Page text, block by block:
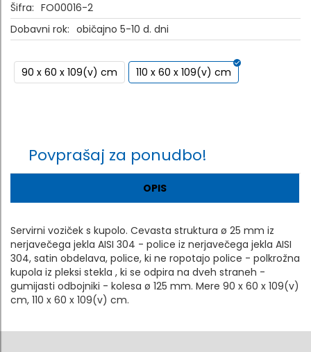
Šifra: FO00016-2
Dobavni rok: običajno 5-10 d. dni
90 x 60 x 109(v) cm 110 x 60 x 109(v) cm
Povprašaj za ponudbo!
OPIS
Servirni voziček s kupolo. Cevasta struktura ø 25 mm iz
nerjavečega jekla AISI 304 - police iz nerjavečega jekla AISI
304, satin obdelava, police, ki ne ropotajo police - polkrožna
kupola iz pleksi stekla , ki se odpira na dveh straneh -
gumijasti odbojniki - kolesa ø 125 mm. Mere 90 x 60 x 109(v)
cm, 110 x 60 x 109(v) cm.